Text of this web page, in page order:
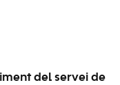
del servei de